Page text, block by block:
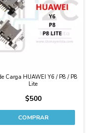
Carga HUAWEI Y6 / P8 / P8
Lite
$500